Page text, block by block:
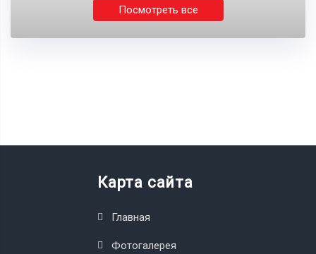
Посмотреть все
Карта сайта
Главная
Фотогалерея